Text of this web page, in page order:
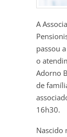
A
passou
o
Adorno
de
16h30.
Nascido